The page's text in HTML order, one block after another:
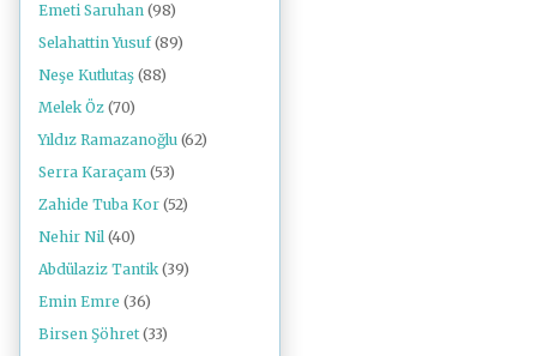
Emeti Saruhan (98)
Selahattin Yusuf (89)
Neşe Kutlutaş (88)
Melek Öz (70)
Yıldız Ramazanoğlu (62)
Serra Karaçam (53)
Zahide Tuba Kor (52)
Nehir Nil (40)
Abdülaziz Tantik (39)
Emin Emre (36)
Birsen Şöhret (33)